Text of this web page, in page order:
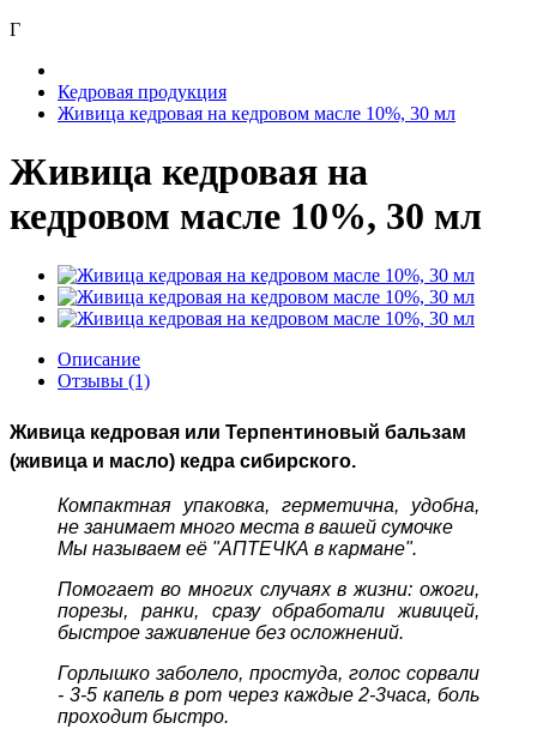
Г
Кедровая продукция
Живица кедровая на кедровом масле 10%, 30 мл
Живица кедровая на
кедровом масле 10%, 30 мл
Описание
Отзывы (1)
Живица кедровая или Терпентиновый бальзам
(живица и масло) кедра сибирского.
Компактная упаковка, герметична, удобна,
не занимает много места в вашей сумочке
Мы называем её "АПТЕЧКА в кармане".
Помогает во многих случаях в жизни: ожоги,
порезы, ранки, сразу обработали живицей,
быстрое заживление без осложнений.
Горлышко заболело, простуда, голос сорвали
- 3-5 капель в рот через каждые 2-3часа, боль
проходит быстро.